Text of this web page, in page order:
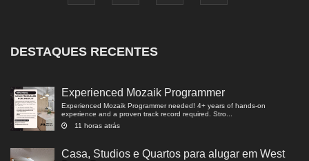
DESTAQUES RECENTES
Experienced Mozaik Programmer
Experienced Mozaik Programmer needed! 4+ years of hands-on
experience and a proven track record required. Stro...
11 horas atrás
Casa, Studios e Quartos para alugar em West